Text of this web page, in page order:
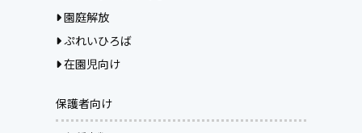
園庭解放
ぷれいひろば
在園児向け
保護者向け